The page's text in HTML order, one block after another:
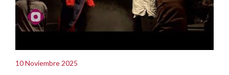
10 Noviembre 2025